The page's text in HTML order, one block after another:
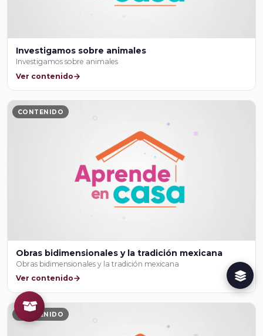
Investigamos sobre animales
Investigamos sobre animales
Ver contenido
CONTENIDO
Obras bidimensionales y la tradición mexicana
Obras bidimensionales y la tradición mexicana
Ver contenido
CONTENIDO